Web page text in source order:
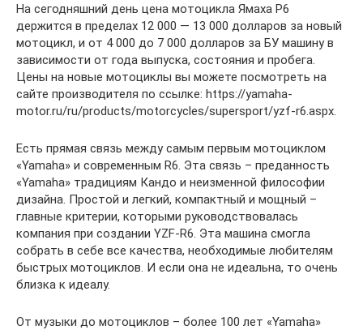
На сегодняшний день цена мотоцикла Ямаха Р6
держится в пределах 12 000 — 13 000 долларов за новый
мотоцикл, и от 4 000 до 7 000 долларов за БУ машину в
зависимости от года выпуска, состояния и пробега.
Цены на новые мотоциклы вы можете посмотреть на
сайте производителя по ссылке: https://yamaha-
motor.ru/ru/products/motorcycles/supersport/yzf-r6.aspx.
Есть прямая связь между самым первым мотоциклом
«Yamaha» и современным R6. Эта связь – преданность
«Yamaha» традициям Кандо и неизменной философии
дизайна. Простой и легкий, компактный и мощный –
главные критерии, которыми руководствовалась
компания при создании YZF-R6. Эта машина смогла
собрать в себе все качества, необходимые любителям
быстрых мотоциклов. И если она не идеальна, то очень
близка к идеалу.
От музыки до мотоциклов – более 100 лет «Yamaha»